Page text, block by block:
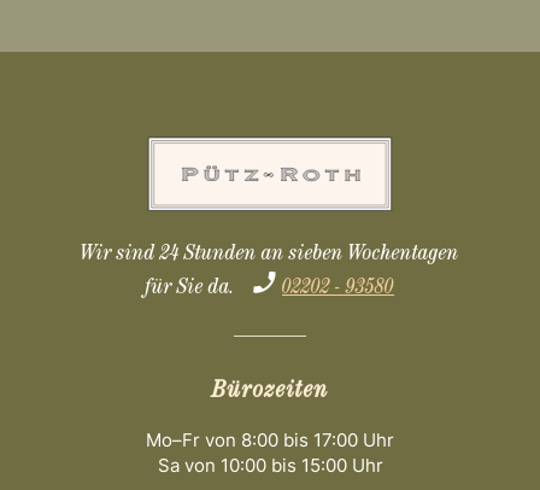
Wir sind 24 Stunden an sieben Wochentagen
für Sie da.
02202 - 93580
Bürozeiten
Mo–Fr von 8:00 bis 17:00 Uhr
Sa von 10:00 bis 15:00 Uhr